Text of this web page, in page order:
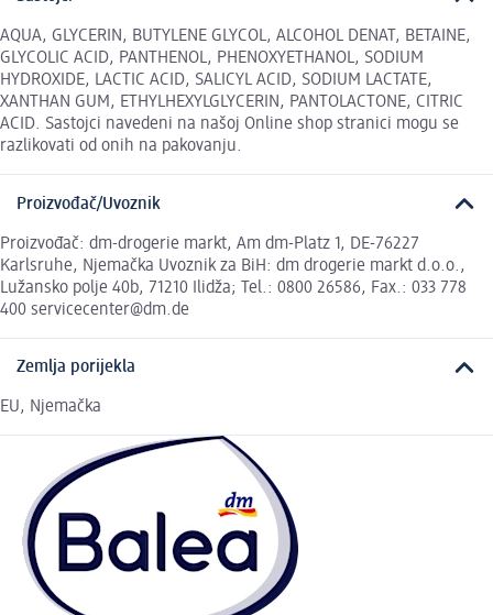
AQUA, GLYCERIN, BUTYLENE GLYCOL, ALCOHOL DENAT, BETAINE,
GLYCOLIC ACID, PANTHENOL, PHENOXYETHANOL, SODIUM
HYDROXIDE, LACTIC ACID, SALICYL ACID, SODIUM LACTATE,
XANTHAN GUM, ETHYLHEXYLGLYCERIN, PANTOLACTONE, CITRIC
ACID. Sastojci navedeni na našoj Online shop stranici mogu se
razlikovati od onih na pakovanju.
Proizvođač/Uvoznik
Proizvođač: dm-drogerie markt, Am dm-Platz 1, DE-76227
Karlsruhe, Njemačka Uvoznik za BiH: dm drogerie markt d.o.o.,
Lužansko polje 40b, 71210 Ilidža; Tel.: 0800 26586, Fax.: 033 778
400 servicecenter@dm.de
Zemlja porijekla
EU, Njemačka